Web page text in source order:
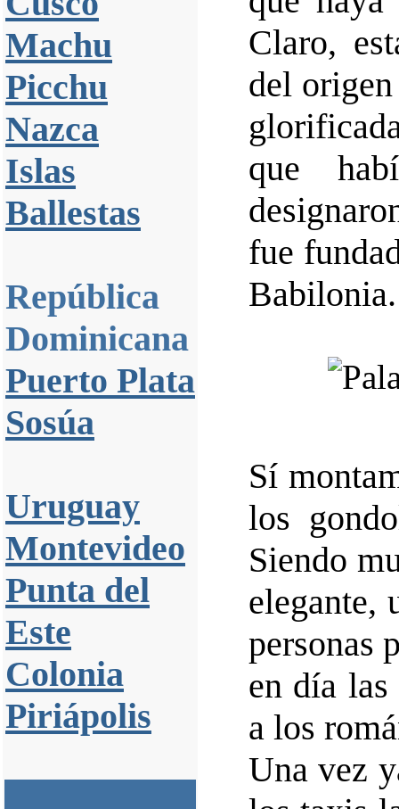
Machu
Picchu
Nazca
Islas
Ballestas
República
Dominicana
Puerto Plata
Sosúa
Uruguay
Montevideo
Punta del
Este
Colonia
Piriápolis
Claro,
del origen
que
fue
Babilonia.
Sí
los
Siendo
elegante,
personas
en día las
a los
Una vez